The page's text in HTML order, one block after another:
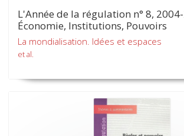
L'Année de la régulation n° 8,
Économie, Institutions, Pouvoirs
La mondialisation. Idées et espaces
et al.